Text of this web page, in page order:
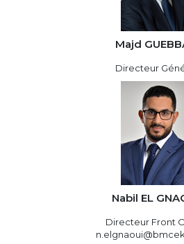
Majd
Directeur
Nabil EL
Directeur Front